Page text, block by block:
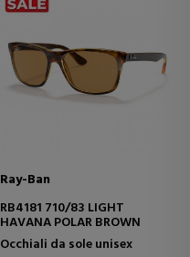
Ray-Ban
RB4181 710/83 LIGHT
HAVANA POLAR BROWN
Occhiali da sole unisex